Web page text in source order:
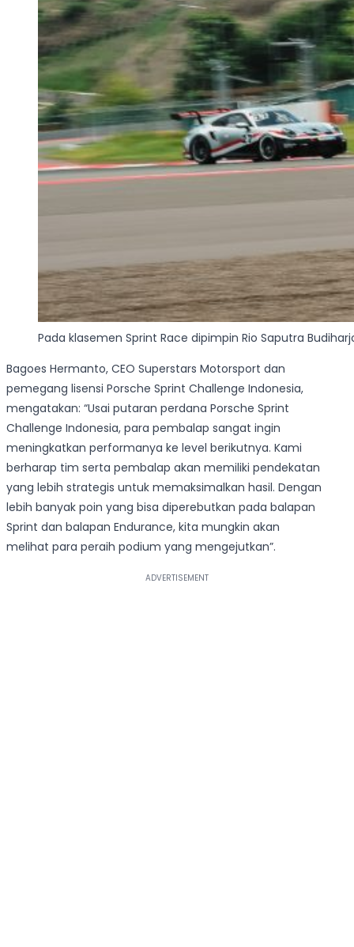
Pada klasemen Sprint Race dipimpin Rio Saputra
Bagoes Hermanto, CEO Superstars Motorsport dan
pemegang lisensi Porsche Sprint Challenge Indonesia,
mengatakan: “Usai putaran perdana Porsche Sprint
Challenge Indonesia, para pembalap sangat ingin
meningkatkan performanya ke level berikutnya. Kami
berharap tim serta pembalap akan memiliki pendekatan
yang lebih strategis untuk memaksimalkan hasil. Dengan
lebih banyak poin yang bisa diperebutkan pada balapan
Sprint dan balapan Endurance, kita mungkin akan
melihat para peraih podium yang mengejutkan”.